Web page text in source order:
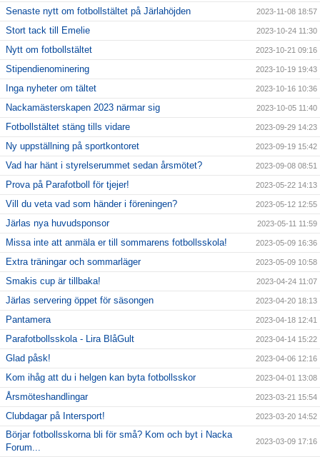
Senaste nytt om fotbollstältet på Järlahöjden 2023-11-08 18:57
Stort tack till Emelie 2023-10-24 11:30
Nytt om fotbollstältet 2023-10-21 09:16
Stipendienominering 2023-10-19 19:43
Inga nyheter om tältet 2023-10-16 10:36
Nackamästerskapen 2023 närmar sig 2023-10-05 11:40
Fotbollstältet stäng tills vidare 2023-09-29 14:23
Ny uppställning på sportkontoret 2023-09-19 15:42
Vad har hänt i styrelserummet sedan årsmötet? 2023-09-08 08:51
Prova på Parafotboll för tjejer! 2023-05-22 14:13
Vill du veta vad som händer i föreningen? 2023-05-12 12:55
Järlas nya huvudsponsor 2023-05-11 11:59
Missa inte att anmäla er till sommarens fotbollsskola! 2023-05-09 16:36
Extra träningar och sommarläger 2023-05-09 10:58
Smakis cup är tillbaka! 2023-04-24 11:07
Järlas servering öppet för säsongen 2023-04-20 18:13
Pantamera 2023-04-18 12:41
Parafotbollsskola - Lira BlåGult 2023-04-14 15:22
Glad påsk! 2023-04-06 12:16
Kom ihåg att du i helgen kan byta fotbollsskor 2023-04-01 13:08
Årsmöteshandlingar 2023-03-21 15:54
Clubdagar på Intersport! 2023-03-20 14:52
Börjar fotbollsskorna bli för små? Kom och byt i Nacka
Forum...
2023-03-09 17:16